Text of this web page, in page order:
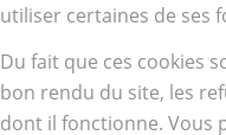
utiliser certaines de ses
Du fait que ces cookies
bon rendu du site, les
dont il fonctionne. Vous